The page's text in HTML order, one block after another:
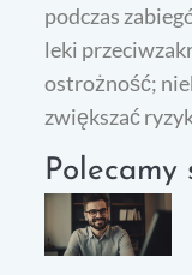
podczas
leki
ostrożność;
zwiększać
Polecamy